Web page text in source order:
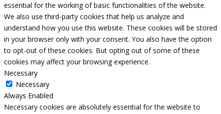
essential for the working of basic functionalities of the website.
We also use third-party cookies that help us analyze and
understand how you use this website. These cookies will be stored
in your browser only with your consent. You also have the option
to opt-out of these cookies. But opting out of some of these
cookies may affect your browsing experience.
Necessary
Necessary
Always Enabled
Necessary cookies are absolutely essential for the website to